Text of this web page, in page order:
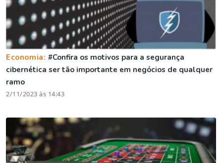
Economia:#Confira os motivos para a segurança
cibernética ser tão importante em negócios de qualquer
ramo
2/11/2023 às 14:43